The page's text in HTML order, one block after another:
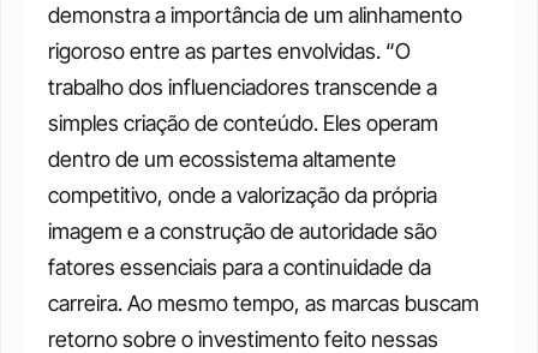
demonstra a importância de um alinhamento
rigoroso entre as partes envolvidas. “O
trabalho dos influenciadores transcende a
simples criação de conteúdo. Eles operam
dentro de um ecossistema altamente
competitivo, onde a valorização da própria
imagem e a construção de autoridade são
fatores essenciais para a continuidade da
carreira. Ao mesmo tempo, as marcas buscam
retorno sobre o investimento feito nessas